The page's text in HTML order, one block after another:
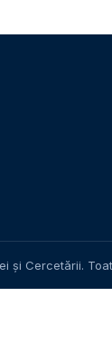
și Cercetării.